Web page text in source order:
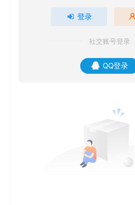
登录
社交账号登录
QQ登录